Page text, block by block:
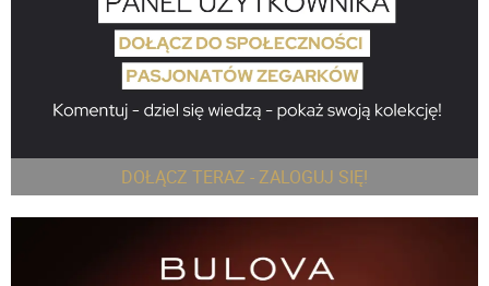
DOŁĄCZ TERAZ - ZALOGUJ SIĘ!